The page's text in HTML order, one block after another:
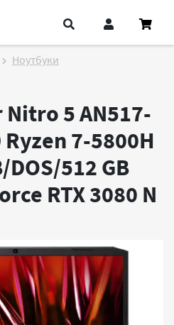
Ноутбуки
5 AN517-
7-5800H
512 GB
RTX 3080 N